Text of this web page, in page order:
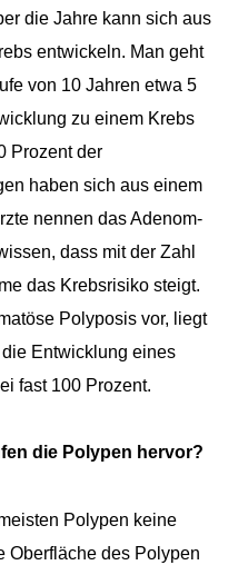
die Jahre kann sich aus
entwickeln. Man geht
von 10 Jahren etwa 5
zu einem Krebs
Prozent der
haben sich aus einem
nennen das Adenom-
dass mit der Zahl
das Krebsrisiko steigt.
Polyposis vor, liegt
Entwicklung eines
fast 100 Prozent.
die Polypen hervor?
Polypen keine
Oberfläche des Polypen